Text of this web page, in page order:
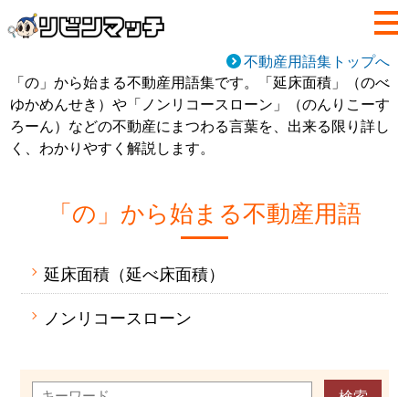
不動産用語集トップへ
「の」から始まる不動産用語集です。「延床面積」（のべ
ゆかめんせき）や「ノンリコースローン」（のんりこーす
ろーん）などの不動産にまつわる言葉を、出来る限り詳し
く、わかりやすく解説します。
「の」から始まる不動産用語
延床面積（延べ床面積）
ノンリコースローン